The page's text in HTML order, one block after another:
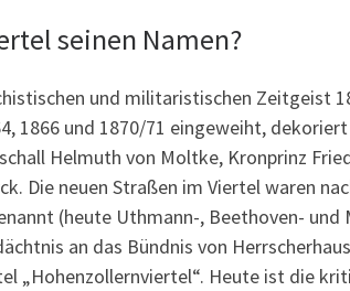
seinen Namen?
und militaristischen Zeitgeist
1866 und 1870/71 eingeweiht,
Helmuth von Moltke, Kronprinz
Die neuen Straßen im Viertel waren
(heute Uthmann-, Beethoven- und
an das Bündnis von
„Hohenzollernviertel“. Heute ist die